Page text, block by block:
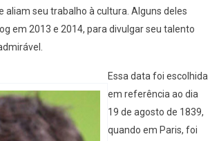
aliam seu trabalho à cultura. Alguns deles
em 2013 e 2014, para divulgar seu talento
Essa data foi escolhida
em referência ao dia
19 de agosto de 1839,
quando em Paris, foi